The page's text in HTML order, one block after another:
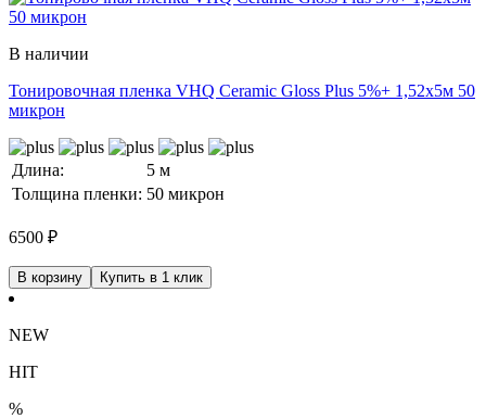
В наличии
Тонировочная пленка VHQ Ceramic Gloss Plus 5%+ 1,52x5м 50
микрон
Длина:
5 м
Толщина пленки: 50 микрон
6500 ₽
В корзину Купить в 1 клик
NEW
HIT
%